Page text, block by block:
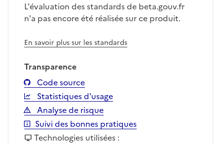
L'évaluation des standards de beta.gouv.fr
n'a pas encore été réalisée sur ce produit.
En savoir plus sur les standards
Transparence
Code source
Statistiques d'usage
Analyse de risque
Suivi des bonnes pratiques
Technologies utilisées :